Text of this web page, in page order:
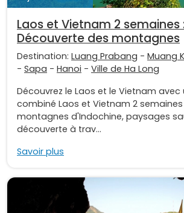
Laos et Vietnam 2 semaines
Découverte des montagnes
Destination: Luang Prabang - Muang
- Sapa - Hanoi - Ville de Ha Long
Découvrez le Laos et le Vietnam avec
combiné Laos et Vietnam 2
montagnes d'Indochine, paysages
découverte à trav...
Savoir plus